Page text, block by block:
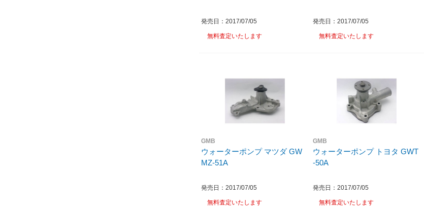
発売日：2017/07/05
無料査定いたします
発売日：2017/07/05
無料査定いたします
GMB
ウォーターポンプ マツダ GW
MZ-51A
発売日：2017/07/05
無料査定いたします
GMB
ウォーターポンプ トヨタ GWT
-50A
発売日：2017/07/05
無料査定いたします